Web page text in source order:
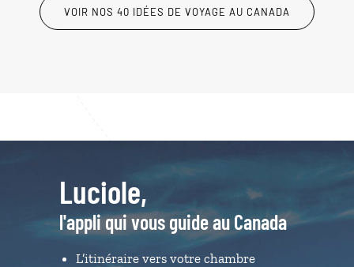
VOIR NOS 40 IDÉES DE VOYAGE AU CANADA
Luciole,
l'appli qui vous guide au Canada
L’itinéraire vers votre chambre